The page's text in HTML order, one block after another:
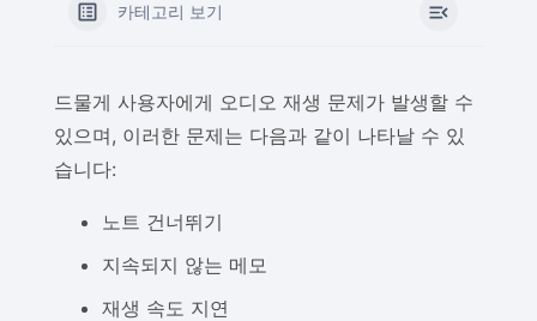
카테고리 보기
드물게 사용자에게 오디오 재생 문제가 발생할 수
있으며, 이러한 문제는 다음과 같이 나타날 수 있
습니다:
노트 건너뛰기
지속되지 않는 메모
재생 속도 지연